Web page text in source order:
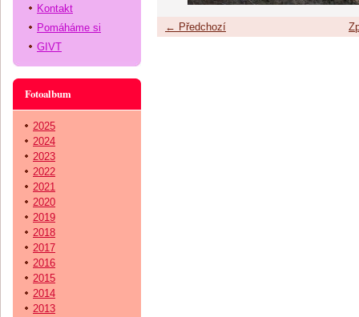
← Předchozí
Kontakt
Pomáháme si
GIVT
Fotoalbum
2025
2024
2023
2022
2021
2020
2019
2018
2017
2016
2015
2014
2013